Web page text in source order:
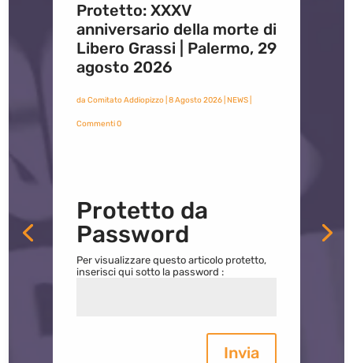
Protetto: XXXV
anniversario della morte di
Libero Grassi | Palermo, 29
agosto 2026
da Comitato Addiopizzo| 8 Agosto 2026| NEWS|
Commenti 0
Protetto da
Password
Per visualizzare questo articolo protetto,
inserisci qui sotto la password :
Invia